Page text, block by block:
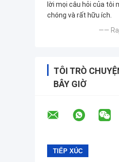
lời mọi câu hỏi của tôi
chóng và rất hữu ích.
——
TÔI TRÒ
BÂY GIỜ